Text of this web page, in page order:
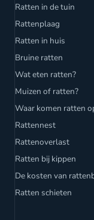
Ratten in de tuin
Rattenplaag
Ratten in huis
Bruine ratten
Wat eten ratten?
Muizen of ratten?
Waar komen ratten
Rattennest
Rattenoverlast
Ratten bij kippen
De kosten van
Ratten schieten